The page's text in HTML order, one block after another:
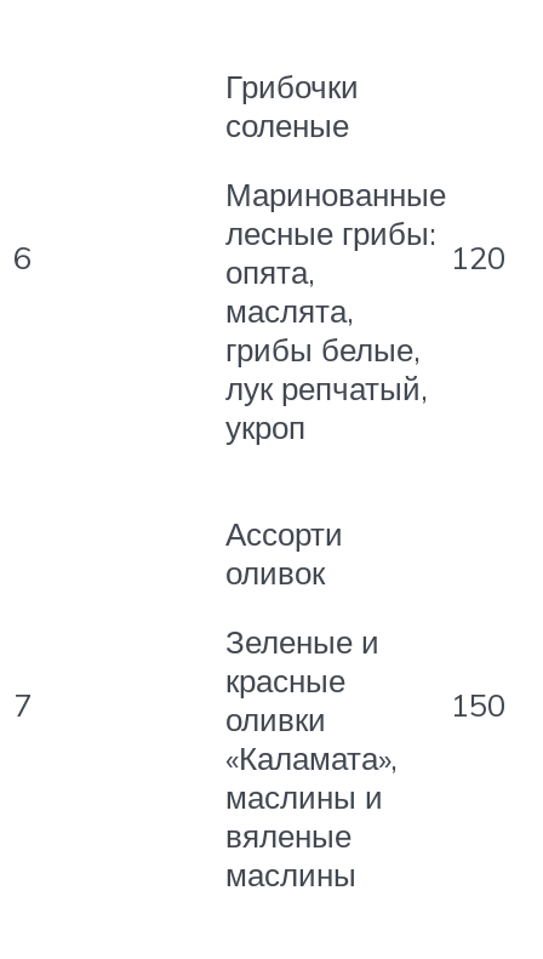
6
Грибочки
соленые
Маринованные
лесные грибы:
опята,
маслята,
грибы белые,
лук репчатый,
укроп
120
7
Ассорти
оливок
Зеленые и
красные
оливки
«Каламата»,
маслины и
вяленые
маслины
150